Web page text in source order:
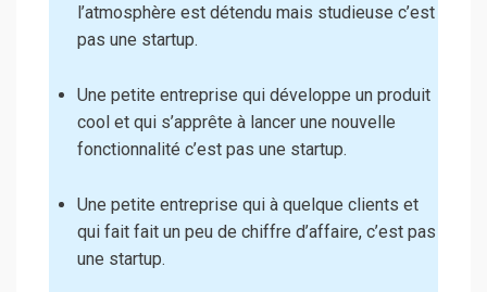
l’atmosphère est détendu mais studieuse c’est
pas une startup.
Une petite entreprise qui développe un produit
cool et qui s’apprête à lancer une nouvelle
fonctionnalité c’est pas une startup.
Une petite entreprise qui à quelque clients et
qui fait fait un peu de chiffre d’affaire, c’est pas
une startup.